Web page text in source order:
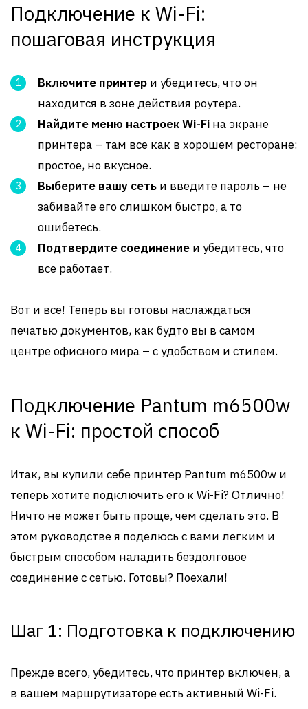
Подключение к Wi-Fi:
пошаговая инструкция
Включите принтер и убедитесь, что он
находится в зоне действия роутера.
Найдите меню настроек Wi-Fi на экране
принтера – там все как в хорошем ресторане:
простое, но вкусное.
Выберите вашу сеть и введите пароль – не
забивайте его слишком быстро, а то
ошибетесь.
Подтвердите соединение и убедитесь, что
все работает.
Вот и всё! Теперь вы готовы наслаждаться
печатью документов, как будто вы в самом
центре офисного мира – с удобством и стилем.
Подключение Pantum m6500w
к Wi-Fi: простой способ
Итак, вы купили себе принтер Pantum m6500w и
теперь хотите подключить его к Wi-Fi? Отлично!
Ничто не может быть проще, чем сделать это. В
этом руководстве я поделюсь с вами легким и
быстрым способом наладить бездолговое
соединение с сетью. Готовы? Поехали!
Шаг 1: Подготовка к подключению
Прежде всего, убедитесь, что принтер включен, а
в вашем маршрутизаторе есть активный Wi-Fi.